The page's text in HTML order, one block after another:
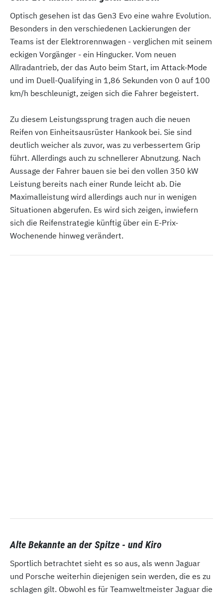
Optisch gesehen ist das Gen3 Evo eine wahre Evolution.
Besonders in den verschiedenen Lackierungen der
Teams ist der Elektrorennwagen - verglichen mit seinem
eckigen Vorgänger - ein Hingucker. Vom neuen
Allradantrieb, der das Auto beim Start, im Attack-Mode
und im Duell-Qualifying in 1,86 Sekunden von 0 auf 100
km/h beschleunigt, zeigen sich die Fahrer begeistert.
Zu diesem Leistungssprung tragen auch die neuen
Reifen von Einheitsausrüster Hankook bei. Sie sind
deutlich weicher als zuvor, was zu verbessertem Grip
führt. Allerdings auch zu schnellerer Abnutzung. Nach
Aussage der Fahrer bauen sie bei den vollen 350 kW
Leistung bereits nach einer Runde leicht ab. Die
Maximalleistung wird allerdings auch nur in wenigen
Situationen abgerufen. Es wird sich zeigen, inwiefern
sich die Reifenstrategie künftig über ein E-Prix-
Wochenende hinweg verändert.
Alte Bekannte an der Spitze - und Kiro
Sportlich betrachtet sieht es so aus, als wenn Jaguar
und Porsche weiterhin diejenigen sein werden, die es zu
schlagen gilt. Obwohl es für Teamweltmeister Jaguar die